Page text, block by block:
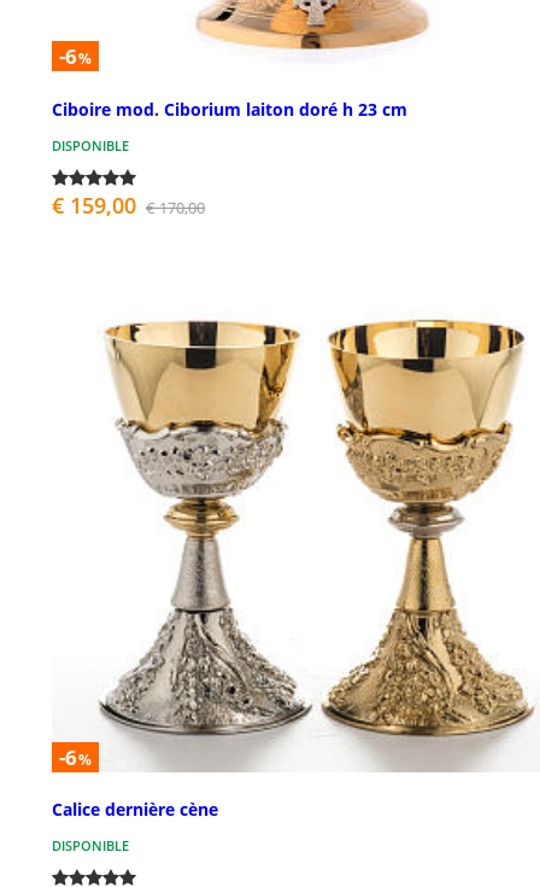
-6%
Ciboire mod. Ciborium laiton doré h 23 cm
DISPONIBLE
€ 159,00 € 170,00
-6%
Calice dernière cène
DISPONIBLE